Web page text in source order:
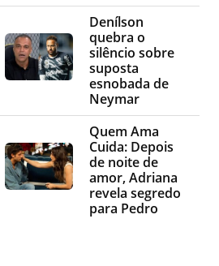
Denílson
quebra o
silêncio sobre
suposta
esnobada de
Neymar
Quem Ama
Cuida: Depois
de noite de
amor, Adriana
revela segredo
para Pedro